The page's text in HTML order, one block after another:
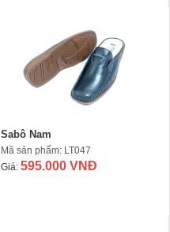
Sabô Nam
Mã sản phẩm: LT047
Giá: 595.000 VNĐ